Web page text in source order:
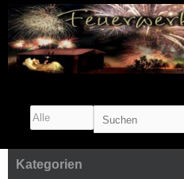
Kategorien